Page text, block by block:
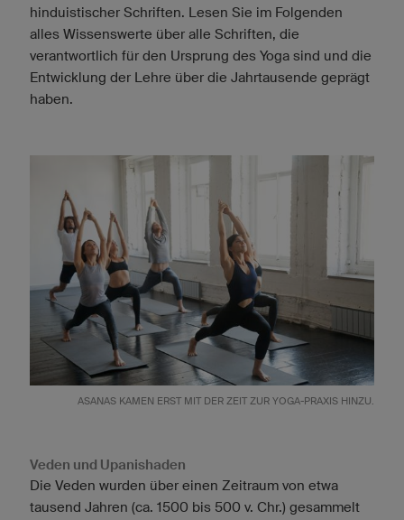
hinduistischer Schriften. Lesen Sie im Folgenden
alles Wissenswerte über alle Schriften, die
verantwortlich für den Ursprung des Yoga sind und die
Entwicklung der Lehre über die Jahrtausende geprägt
haben.
ASANAS KAMEN ERST MIT DER ZEIT ZUR YOGA-PRAXIS HINZU.
Veden und Upanishaden
Die Veden wurden über einen Zeitraum von etwa
tausend Jahren (ca. 1500 bis 500 v. Chr.) gesammelt